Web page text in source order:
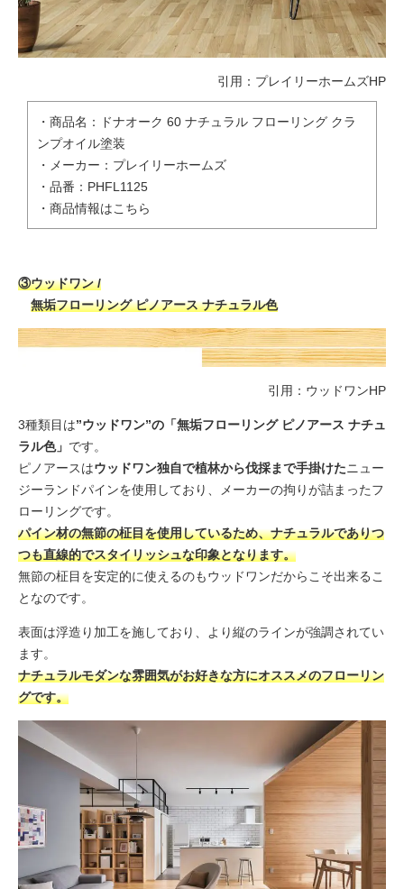
引用： プレイリーホームズHP
・商品名：ドナオーク 60 ナチュラル フローリング クラ
ンプオイル塗装
・メーカー：プレイリーホームズ
・品番：PHFL1125
・ 商品情報はこちら
③ウッドワン /
無垢フローリング ピノアース ナチュラル色
引用： ウッドワンHP
3種類目は”ウッドワン”の「無垢フローリング ピノアース ナチュ
ラル色」 です。
ピノアースはウッドワン独自で植林から伐採まで手掛けたニュー
ジーランドパインを使用しており、メーカーの拘りが詰まったフ
ローリングです。
パイン材の無節の柾目を使用しているため、ナチュラルでありつ
つも直線的でスタイリッシュな印象となります。
無節の柾目を安定的に使えるのもウッドワンだからこそ出来るこ
となのです。
表面は浮造り加工を施しており、より縦のラインが強調されてい
ます。
ナチュラルモダンな雰囲気がお好きな方にオススメのフローリン
グです。